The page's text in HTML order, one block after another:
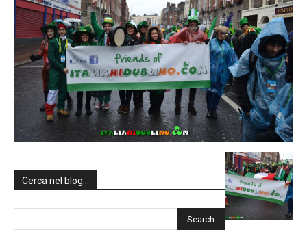
Cerca nel blog…